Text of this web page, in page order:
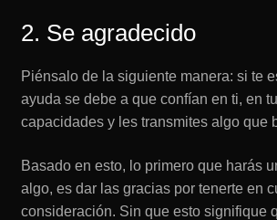
2. Se agradecido
Piénsalo de la siguiente manera: si te
ayuda se debe a que confían en ti, en
capacidades y les transmites algo que
Basado en esto, lo primero que harás
algo, es dar las gracias por tenerte en
consideración. Sin que esto signifique